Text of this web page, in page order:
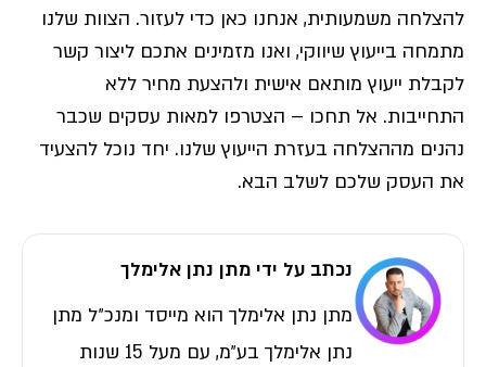
להצלחה משמעותית, אנחנו כאן כדי לעזור. הצוות שלנו
מתמחה בייעוץ שיווקי, ואנו מזמינים אתכם ליצור קשר
לקבלת ייעוץ מותאם אישית ולהצעת מחיר ללא
התחייבות. אל תחכו – הצטרפו למאות עסקים שכבר
נהנים מההצלחה בעזרת הייעוץ שלנו. יחד נוכל להצעיד
את העסק שלכם לשלב הבא.
נכתב על ידי מתן נתן אלימלך
מתן נתן אלימלך הוא מייסד ומנכ״ל מתן
נתן אלימלך בע״מ, עם מעל 15 שנות